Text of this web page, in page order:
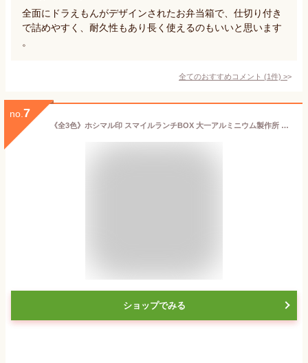
全面にドラえもんがデザインされたお弁当箱で、仕切り付き
で詰めやすく、耐久性もあり長く使えるのもいいと思います
。
全てのおすすめコメント (1件) >
no. 7
《全3色》ホシマル印 スマイルランチBOX 大一アルミニウム製作所 お弁当箱 【ランチボックス シンプル キッチン雑貨 デザイン雑貨 仕切り 日本製 弁当保温庫 保温器 アルミ弁当箱】
ショップでみる